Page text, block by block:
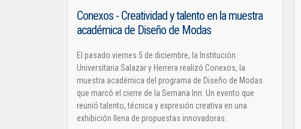
Conexos - Creatividad y talento en la muestra
académica de Diseño de Modas
El pasado viernes 5 de diciembre, la Institución
Universitaria Salazar y Herrera realizó Conexos, la
muestra académica del programa de Diseño de Modas
que marcó el cierre de la Semana Inn. Un evento que
reunió talento, técnica y expresión creativa en una
exhibición llena de propuestas innovadoras.